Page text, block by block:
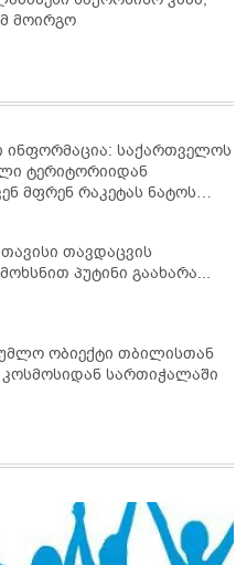
მოირგო
ინფორმაცია: საქართველოს
ტერიტორიიდან
მფრენ რაკეტას ნატოს
ჩაუშლია
თავდაცვის
პუტინი გაახარა...
ობიექტი თბილისთან
ახლოს ანუ კოსმოსიდან სართიჭალაში